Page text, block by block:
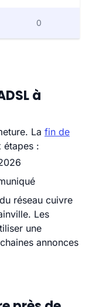
0
à
La fin de
étapes :
réseau cuivre
Les
une
annonces